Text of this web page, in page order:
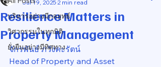
บริหารอย่างมีกลยุทธ์
วิศวกรรมในทุกมิติ
ยั่งยืนอย่างมีทิศทาง
Resilience Matters in
Property Management
Jul 19, 2025 2 min read
จักรพันธ์ ภวังคะรัตน์
Head of Property and Asset